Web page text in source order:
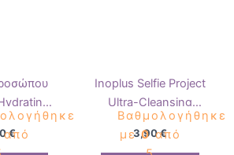
selfie
από
€
Inoplus Selfie Project
Ultra-Cleansing
Επιθέματα Μύτης,
4τμχ
Βαθμολογήθηκε
με0από
3,90€